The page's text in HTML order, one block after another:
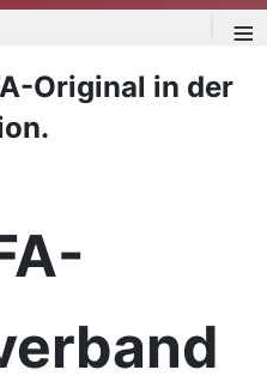
≡
Original in der